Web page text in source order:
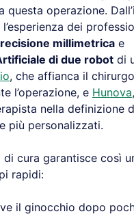
questa operazione.
dei
millimetrica e
di due robot di
, che affianca il chirurgo
l’operazione, e Hunova
nella definizione
più personalizzati.
cura garantisce così
rapidi:
il ginocchio dopo